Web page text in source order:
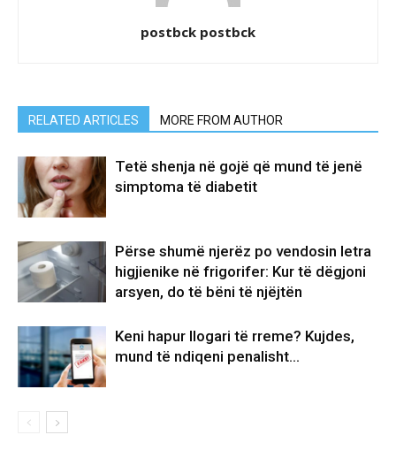
postbck postbck
RELATED ARTICLES MORE FROM AUTHOR
Tetë shenja në gojë që mund të jenë
simptoma të diabetit
Përse shumë njerëz po vendosin letra
higjienike në frigorifer: Kur të dëgjoni
arsyen, do të bëni të njëjtën
Keni hapur llogari të rreme? Kujdes,
mund të ndiqeni penalisht…